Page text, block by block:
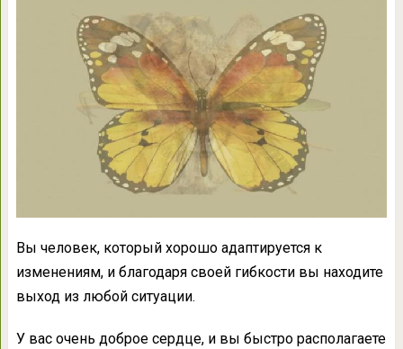
Вы человек, который хорошо адаптируется к
изменениям, и благодаря своей гибкости вы находите
выход из любой ситуации.
У вас очень доброе сердце, и вы быстро располагаете